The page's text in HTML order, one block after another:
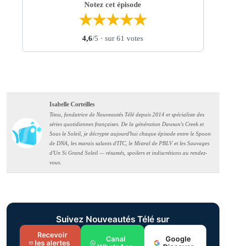
Notez cet épisode
★★★★★
4,6/5 · sur 61 votes
Isabelle Corteilles
Titou, fondatrice de Nouveautés Télé depuis 2014 et spécialiste des
séries quotidiennes françaises. De la génération Dawson's Creek et
Sous le Soleil, je décrypte aujourd'hui chaque épisode entre le Spoon
de DNA, les marais salants d'ITC, le Mistral de PBLV et les Sauvages
d'Un Si Grand Soleil — résumés, spoilers et indiscrétions au rendez-
vous.
Suivez Nouveautés Télé sur
Recevoir
les alertes
Canal
Google